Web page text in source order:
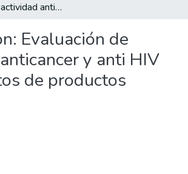
Evaluación de actividad anticancer y anti HIV en extractos de productos naturales
Evaluación de
y anti HIV
de productos